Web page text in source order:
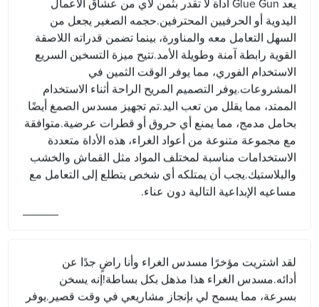
يعد Glue Gun أداة لا تقدر بثمن لأي من عشاق الأعمال
اليدوية أو الحرفيين المحترفين.حجمه الصغير يجعل من
السهل التعامل معه والمناورة، بينما تضمن قدراته اللاصقة
القوية رابطة آمنة وطويلة الأمد.تتيح ميزة التسخين السريع
الاستخدام الفوري، مما يوفر الوقت الثمين في
المشروعات.يوفر التصميم المريح الراحة أثناء الاستخدام
الممتد، مما يقلل من تعب اليد.تم تجهيز مسدس الصمغ أيضًا
بحامل مدمج، مما يمنع أي حروق أو قطرات عرضية.متوافقة
مع مجموعة متنوعة من أعواد الغراء، هذه الأداة متعددة
الاستخدامات مناسبة لمختلف المواد مثل القماش والخشب
والبلاستيك.يجب أن يمتلكه أي شخص يتطلع إلى التعامل مع
مساعيه الإبداعية التالية دون عناء.
لقد اشتريت مؤخرًا مسدس الغراء وأنا راضٍ جدًا عن
أدائه.مسدس الغراء هذا مذهل بكل بساطة!إنه يسخن
بسرعة، مما يسمح لي بإنجاز مشاريعي في وقت قصير.يوفر